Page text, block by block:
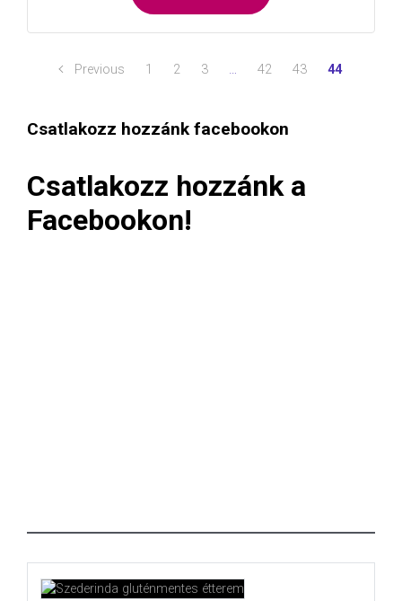
Previous 1 2 3 … 42 43 44
Csatlakozz hozzánk facebookon
Csatlakozz hozzánk a
Facebookon!